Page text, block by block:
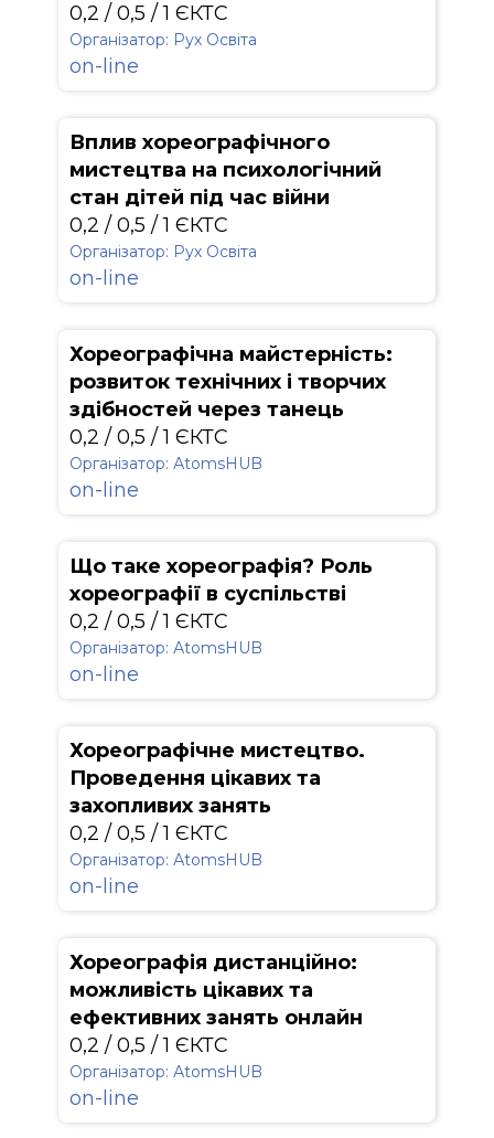
0,2 / 0,5 / 1 ЄКТС
Організатор: Рух Освіта
on-line
Вплив хореографічного
мистецтва на психологічний
стан дітей під час війни
0,2 / 0,5 / 1 ЄКТС
Організатор: Рух Освіта
on-line
Хореографічна майстерність:
розвиток технічних і творчих
здібностей через танець
0,2 / 0,5 / 1 ЄКТС
Організатор: АtomsHUB
on-line
Що таке хореографія? Роль
хореографії в суспільстві
0,2 / 0,5 / 1 ЄКТС
Організатор: АtomsHUB
on-line
Хореографічне мистецтво.
Проведення цікавих та
захопливих занять
0,2 / 0,5 / 1 ЄКТС
Організатор: АtomsHUB
on-line
Хореографія дистанційно:
можливість цікавих та
ефективних занять онлайн
0,2 / 0,5 / 1 ЄКТС
Організатор: АtomsHUB
on-line